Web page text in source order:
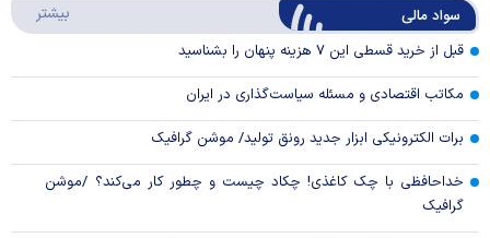
Video
سواد مالی بیشتر
قبل از خرید قسطی این ۷ هزینه پنهان را بشناسید
مکاتب اقتصادی و مسئله سیاست‌گذاری در ایران
برات الکترونیکی ابزار جدید رونق تولید/ موشن گرافیک
خداحافظی با چک کاغذی! چکاد چیست و چطور کار می‌کند؟ /موشن
گرافیک